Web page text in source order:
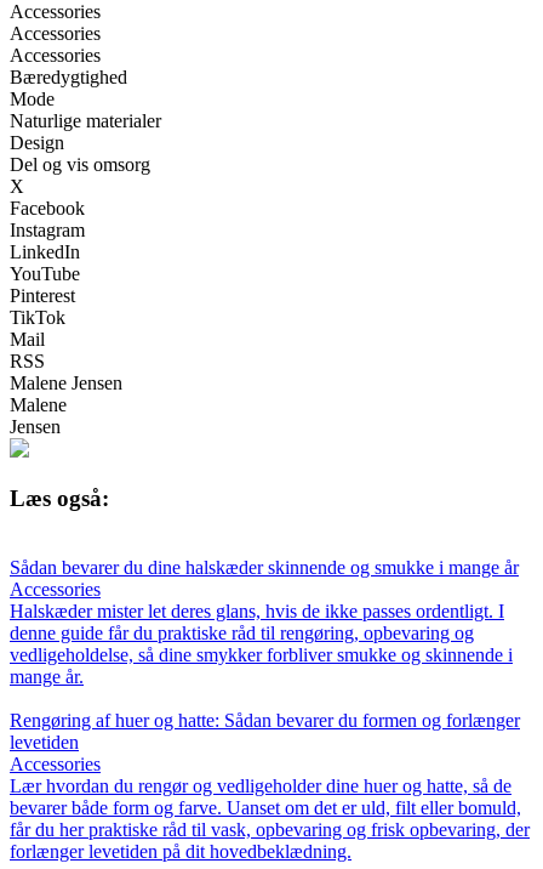
Accessories
Accessories
Accessories
Bæredygtighed
Mode
Naturlige materialer
Design
Del og vis omsorg
X
Facebook
Instagram
LinkedIn
YouTube
Pinterest
TikTok
Mail
RSS
Malene Jensen
Malene
Jensen
Læs også:
Sådan bevarer du dine halskæder skinnende og smukke i mange år
Accessories
Halskæder mister let deres glans, hvis de ikke passes ordentligt. I
denne guide får du praktiske råd til rengøring, opbevaring og
vedligeholdelse, så dine smykker forbliver smukke og skinnende i
mange år.
Rengøring af huer og hatte: Sådan bevarer du formen og forlænger
levetiden
Accessories
Lær hvordan du rengør og vedligeholder dine huer og hatte, så de
bevarer både form og farve. Uanset om det er uld, filt eller bomuld,
får du her praktiske råd til vask, opbevaring og frisk opbevaring, der
forlænger levetiden på dit hovedbeklædning.